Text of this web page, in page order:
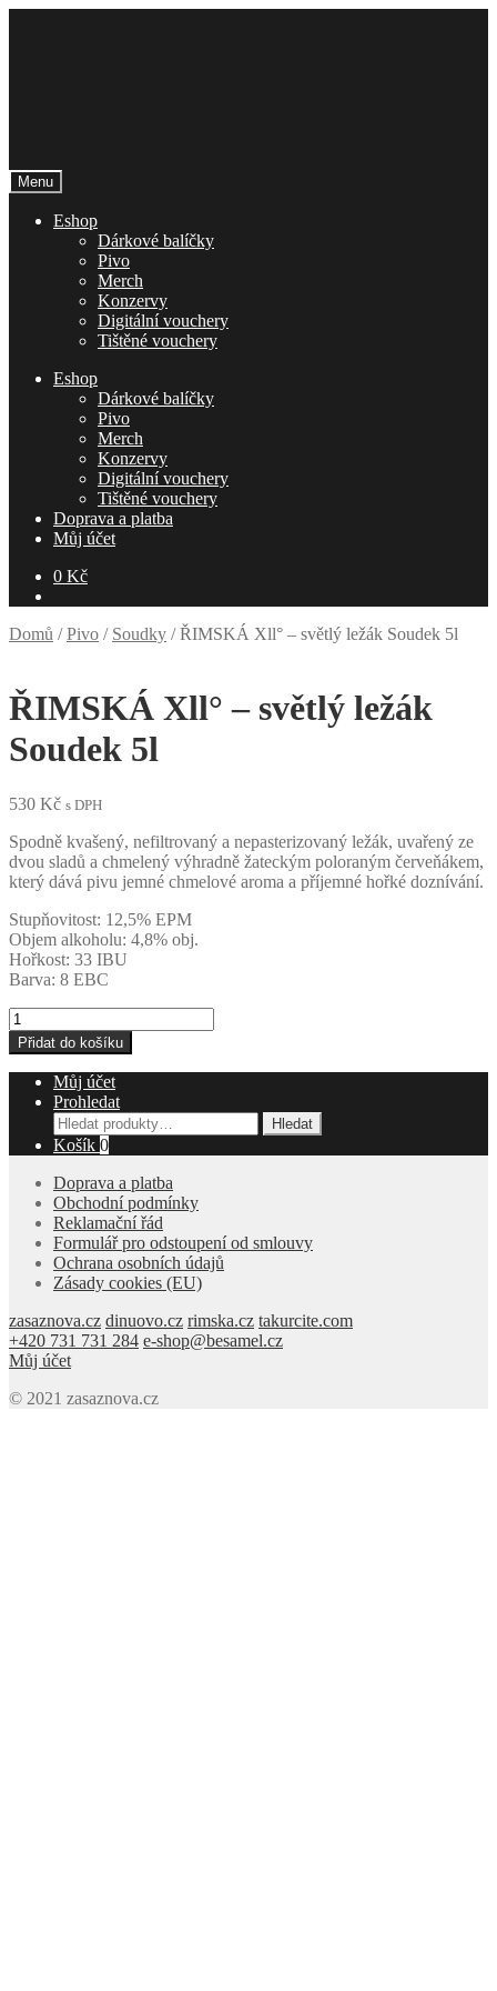
Menu
Eshop
Dárkové balíčky
Pivo
Merch
Konzervy
Digitální vouchery
Tištěné vouchery
Eshop
Dárkové balíčky
Pivo
Merch
Konzervy
Digitální vouchery
Tištěné vouchery
Doprava a platba
Můj účet
0 Kč
Domů /Pivo / Soudky /ŘIMSKÁ Xll° – světlý ležák Soudek 5l
ŘIMSKÁ Xll° – světlý ležák
Soudek 5l
530 Kč s DPH
Spodně kvašený, nefiltrovaný a nepasterizovaný ležák, uvařený ze
dvou sladů a chmelený výhradně žateckým poloraným červeňákem,
který dává pivu jemné chmelové aroma a příjemné hořké doznívání.
Stupňovitost: 12,5% EPM
Objem alkoholu: 4,8% obj.
Hořkost: 33 IBU
Barva: 8 EBC
ŘIMSKÁ
Xll°
-
světlý
ležák
Soudek
množství
Přidat do košíku
Můj účet
Prohledat
Hledat:
Hledat
Košík 0
Doprava a platba
Obchodní podmínky
Reklamační řád
Formulář pro odstoupení od smlouvy
Ochrana osobních údajů
Zásady cookies (EU)
zasaznova.cz dinuovo.cz rimska.cz takurcite.com
+420 731 731 284 e-shop@besamel.cz
Můj účet
© 2021 zasaznova.cz